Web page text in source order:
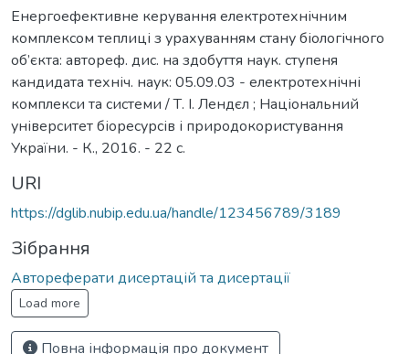
Енергоефективне керування електротехнічним
комплексом теплиці з урахуванням стану біологічного
об’єкта: автореф. дис. на здобуття наук. ступеня
кандидата техніч. наук: 05.09.03 - електротехнічні
комплекси та системи / Т. І. Лендєл ; Національний
університет біоресурсів і природокористування
України. - К., 2016. - 22 с.
URI
https://dglib.nubip.edu.ua/handle/123456789/3189
Зібрання
Автореферати дисертацій та дисертації
Load more
Повна інформація про документ